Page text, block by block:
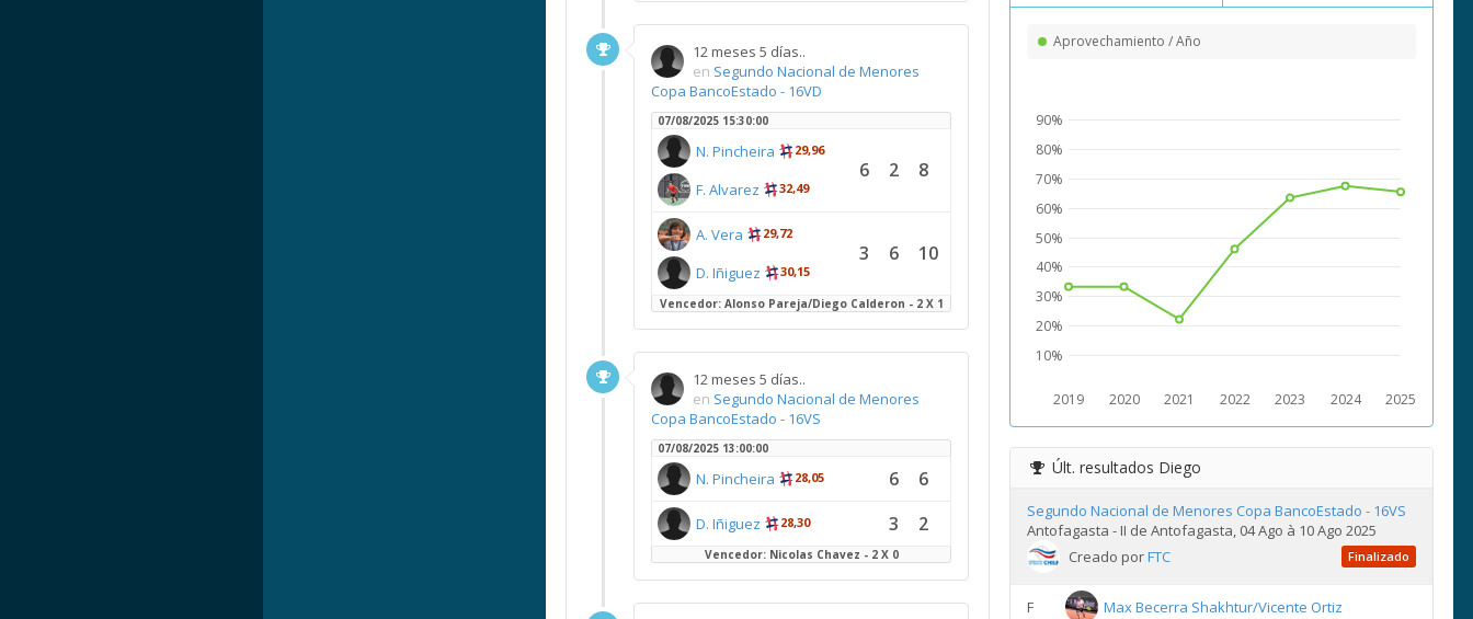
12 meses 5 días..
en Segundo Nacional de Menores
Copa BancoEstado - 16VD
07/08/2025 15:30:00
N. Pincheira 29,96
F. Alvarez 32,49
6 2 8
A. Vera 29,72
D. Iñiguez 30,15
3 6 10
Vencedor: Alonso Pareja/Diego Calderon - 2 X 1
12 meses 5 días..
en Segundo Nacional de Menores
Copa BancoEstado - 16VS
07/08/2025 13:00:00
N. Pincheira 28,05 6 6
D. Iñiguez 28,30 3 2
Vencedor: Nicolas Chavez - 2 X 0
Aprovechamiento / Año
2019 2020 2021 2022 2023 2024 2025
10%
20%
30%
40%
50%
60%
70%
80%
90%
Últ. resultados Diego
Segundo Nacional de Menores Copa BancoEstado - 16VS
Antofagasta - II de Antofagasta, 04 Ago à 10 Ago 2025
Creado porFTC Finalizado
F
Max Becerra Shakhtur/Vicente Ortiz